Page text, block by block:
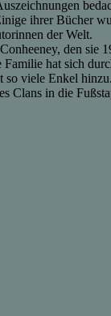
ihrer Bücher
der Welt.
den sie
hat sich
so viele Enkel hinzu.
Clans in die